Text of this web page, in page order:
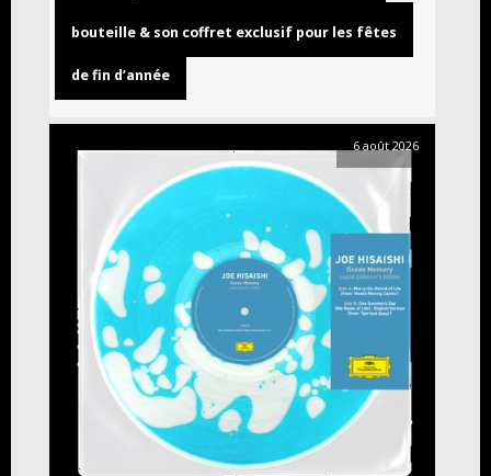
bouteille & son coffret exclusif pour les fêtes
de fin d’année
6 août 2026